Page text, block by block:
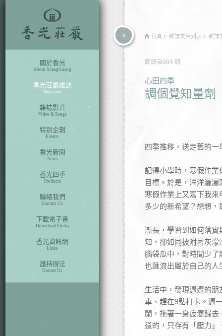
關於香光
About XiangGuang
香光莊嚴雜誌
Magazine
雜誌影音
Video & Songs
特別企劃
Events
香光新聞
News
香光四季
Products
聯絡我們
Contact Us
下載電子書
Download Eboks
香光資訊網
Links
護持辦法
Donate Us
首頁 雜誌文章列表 雜誌
節錄自 084 期
心田四季
調個覺知量劑
四季推移，送走舊的
記得小學時，寒假作
目標。於是，洋洋灑
寒假作業上又寫下我
多少的新希望？想想
漸長，學習到如何落
知，卻如同披附著灰
腦袋瓜中，對時間少
也匯流出屬於自己的
生活中，發現週遭的
車、趕在9點打卡。週
闌，拖著一身疲憊歸
道的，只存有「壓力